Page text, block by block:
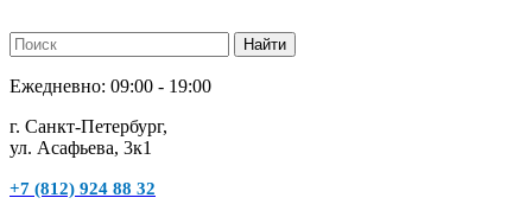
Ежедневно: 09:00 - 19:00
г. Санкт-Петербург,
ул. Асафьева, 3к1
+7 (812) 924 88 32